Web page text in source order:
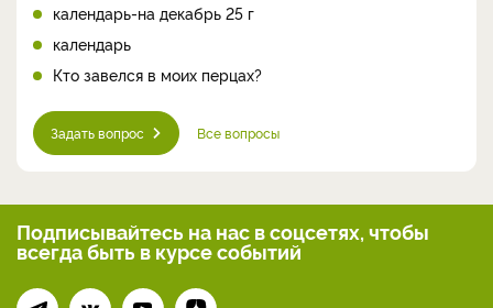
календарь-на декабрь 25 г
календарь
Кто завелся в моих перцах?
Задать вопрос Все вопросы
Подписывайтесь на нас в соцсетях, чтобы
всегдабыть в курсе событий